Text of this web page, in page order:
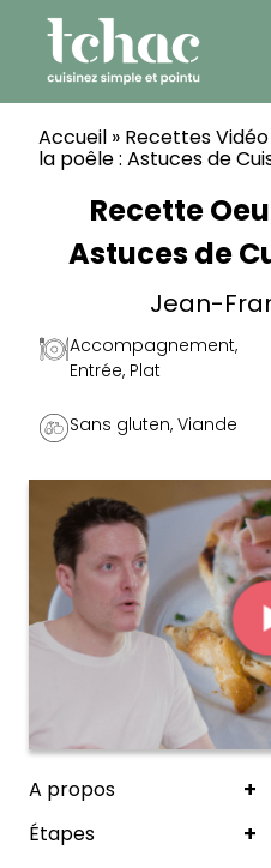
content
Accueil » Recettes Vidéo
la poêle : Astuces de
Recette
Astuces de
Jean-
Accompagnement,
Entrée, Plat
Sans gluten, Viande
A propos +
Étapes +